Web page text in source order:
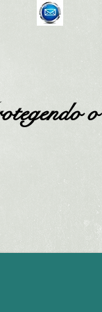
o
LOCALIZAÇÃO